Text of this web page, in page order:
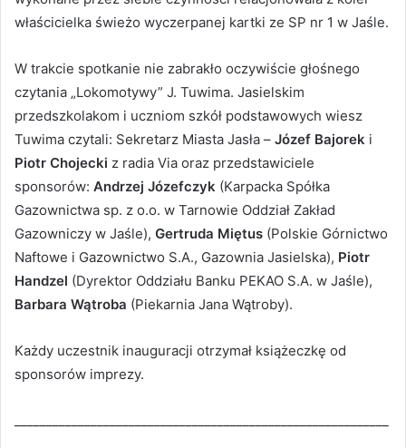
właścicielka świeżo wyczerpanej kartki ze SP nr 1 w Jaśle.
W trakcie spotkanie nie zabrakło oczywiście głośnego
czytania „Lokomotywy” J. Tuwima. Jasielskim
przedszkolakom i uczniom szkół podstawowych wiesz
Tuwima czytali: Sekretarz Miasta Jasła – Józef Bajorek i
Piotr Chojecki z radia Via oraz przedstawiciele
sponsorów: Andrzej Józefczyk (Karpacka Spółka
Gazownictwa sp. z o.o. w Tarnowie Oddział Zakład
Gazowniczy w Jaśle), Gertruda Miętus (Polskie Górnictwo
Naftowe i Gazownictwo S.A., Gazownia Jasielska), Piotr
Handzel (Dyrektor Oddziału Banku PEKAO S.A. w Jaśle),
Barbara Wątroba (Piekarnia Jana Wątroby).
Każdy uczestnik inauguracji otrzymał książeczkę od
sponsorów imprezy.